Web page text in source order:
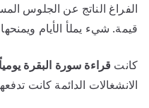
الفراغ الناتج عن الجلوس
قيمة. شيء يملأ الأيام
كانت قراءة سورة البقرة
الانشغالات الدائمة كانت